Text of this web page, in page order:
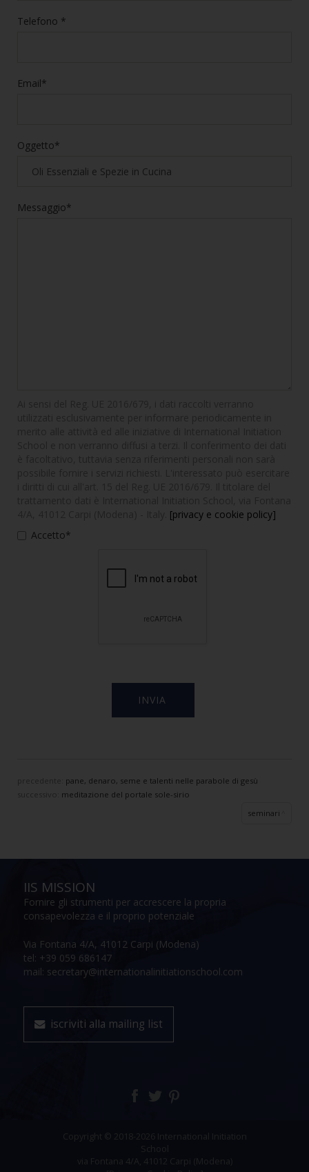
Telefono *
Email*
Oggetto*
Messaggio*
[privacy e cookie policy]
Accetto*
precedente: pane, denaro, seme e talenti nelle parabole di gesù
meditazione del portale sole-sirio
seminari
IIS MISSION
Fornire gli strumenti per accrescere la propria
consapevolezza e il proprio potenziale
Via Fontana 4/A, 41012 Carpi (Modena)
tel: +39 059 686147
mail: secretary@internationalinitiationschool.com
iscriviti alla mailing list
Copyright © 2018-2026 International Initiation
School
via Fontana 4/A, 41012 Carpi (Modena)